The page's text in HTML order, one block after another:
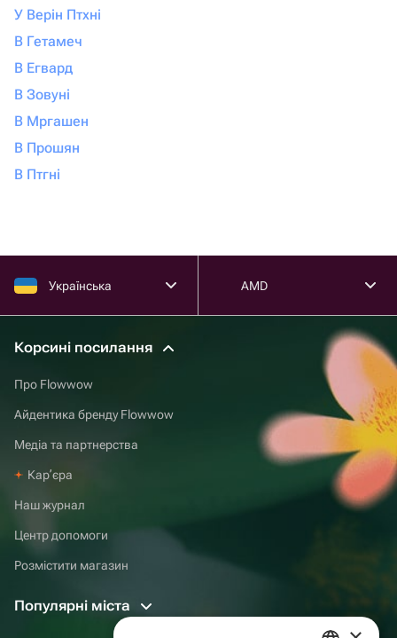
У Верін Птхні
В Гетамеч
В Егвард
В Зовуні
В Мргашен
В Прошян
В Птгні
Українська AMD
Корсині посилання
Про Flowwow
Айдентика бренду Flowwow
Медіа та партнерства
Карʼєра
Наш журнал
Центр допомоги
Розмістити магазин
Популярні міста